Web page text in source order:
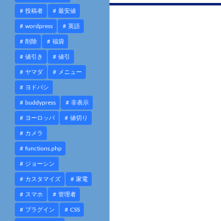
投稿者 最安値
wordpress 英語
削除 福袋
値引き 値引
ヤマダ メニュー
ヨドバシ
buddypress 非表示
ヨーロッパ 値切り
カメラ
functions.php
ジョーシン
カスタマイズ 家電
スマホ 管理者
プラグイン CSS